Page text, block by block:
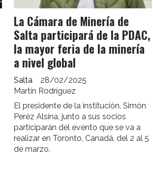
La Cámara de Minería de
Salta participará de la PDAC,
la mayor feria de la minería
a nivel global
Martín Rodríguez
Salta 28/02/2025
El presidente de la institución, Simón
Peréz Alsina, junto a sus socios
participarán del evento que se va a
realizar en Toronto, Canadá, del 2 al 5
de marzo.